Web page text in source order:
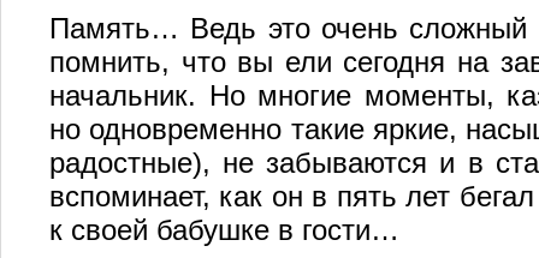
Память… Ведь это очень сложный
помнить, что вы ели сегодня на
начальник. Но многие моменты,
но одновременно такие яркие,
радостные), не забываются и в
вспоминает, как он в пять лет
к своей бабушке в гости…